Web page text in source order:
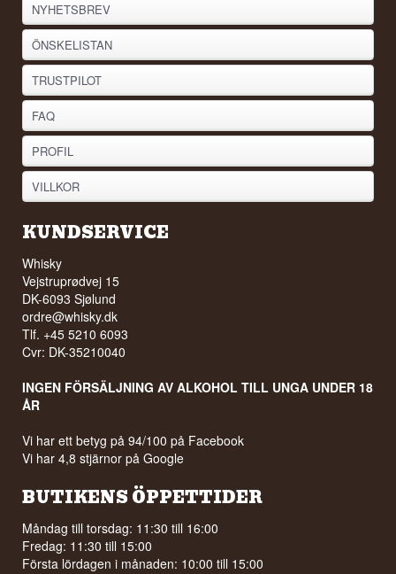
NYHETSBREV
ÖNSKELISTAN
TRUSTPILOT
FAQ
PROFIL
VILLKOR
KUNDSERVICE
Whisky
Vejstruprødvej 15
DK-6093 Sjølund
ordre@whisky.dk
Tlf. +45 5210 6093
Cvr: DK-35210040
INGEN FÖRSÄLJNING AV ALKOHOL TILL UNGA UNDER 18
ÅR
Vi har ett betyg på 94/100 på Facebook
Vi har 4,8 stjärnor på Google
BUTIKENS ÖPPETTIDER
Måndag till torsdag: 11:30 till 16:00
Fredag: 11:30 till 15:00
Första lördagen i månaden: 10:00 till 15:00